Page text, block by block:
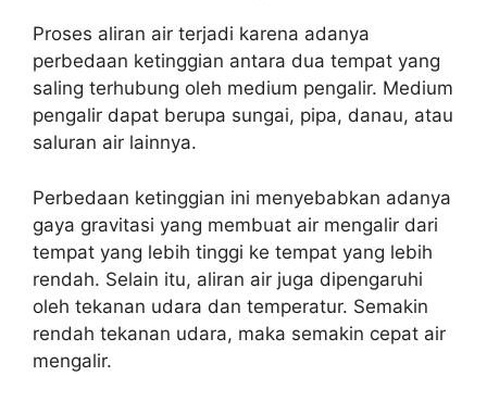
Proses aliran air terjadi karena adanya
perbedaan ketinggian antara dua tempat yang
saling terhubung oleh medium pengalir. Medium
pengalir dapat berupa sungai, pipa, danau, atau
saluran air lainnya.
Perbedaan ketinggian ini menyebabkan adanya
gaya gravitasi yang membuat air mengalir dari
tempat yang lebih tinggi ke tempat yang lebih
rendah. Selain itu, aliran air juga dipengaruhi
oleh tekanan udara dan temperatur. Semakin
rendah tekanan udara, maka semakin cepat air
mengalir.